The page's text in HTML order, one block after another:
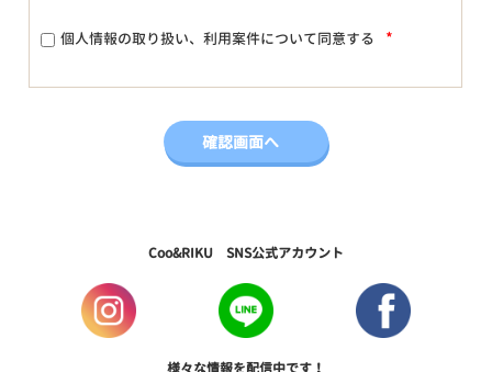
個人情報の取り扱い、利用案件について同意する *
Coo&RIKU SNS公式アカウント
様々な情報を配信中です！